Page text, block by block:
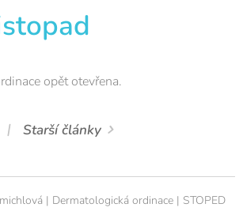
opět otevřena.
Starší články
| Dermatologická ordinace | STOPED